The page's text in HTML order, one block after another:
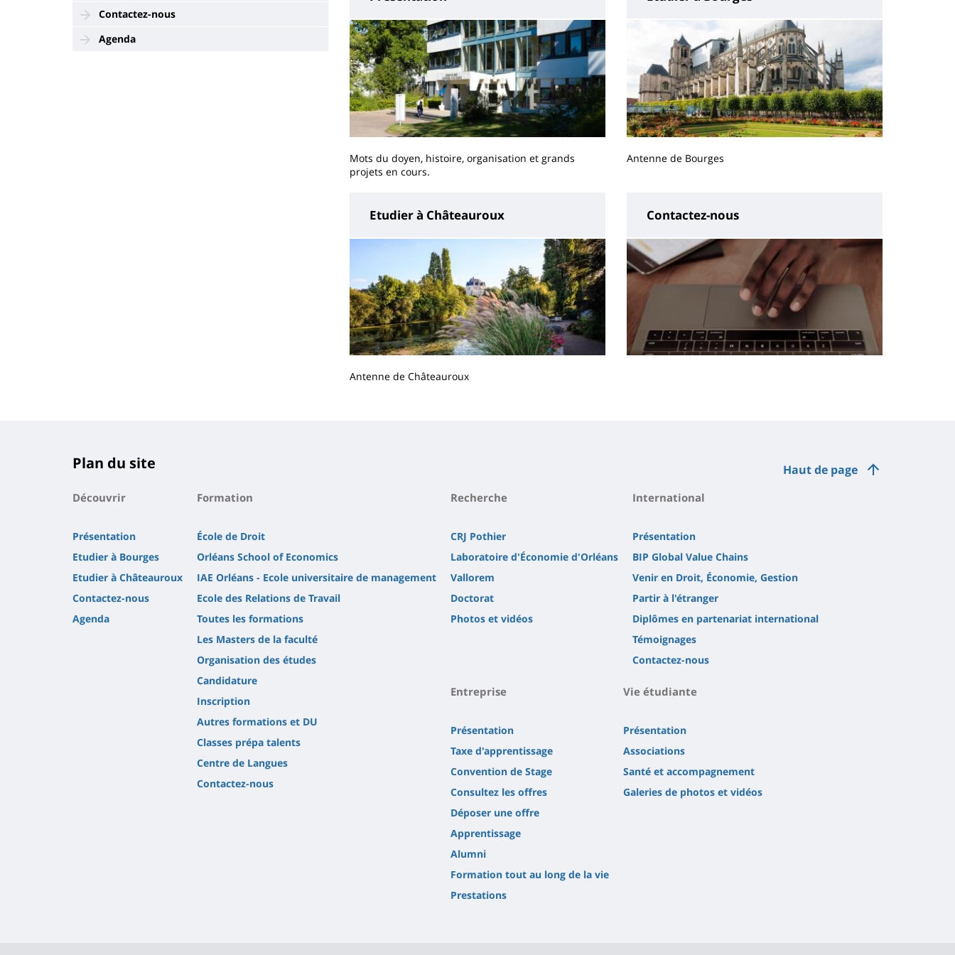
Contactez-nous
Agenda
Mots du doyen, histoire, organisation et grands
projets en cours.
Antenne de Bourges
Etudier à Châteauroux
Antenne de Châteauroux
Contactez-nous
Haut de page
Plan du site
Découvrir
Présentation
Etudier à Bourges
Etudier à Châteauroux
Contactez-nous
Agenda
Formation
École de Droit
Orléans School of Economics
IAE Orléans - Ecole universitaire de management
Ecole des Relations de Travail
Toutes les formations
Les Masters de la faculté
Organisation des études
Candidature
Inscription
Autres formations et DU
Classes prépa talents
Centre de Langues
Contactez-nous
Recherche
CRJ Pothier
Laboratoire d'Économie d'Orléans
Vallorem
Doctorat
Photos et vidéos
International
Présentation
BIP Global Value Chains
Venir en Droit, Économie, Gestion
Partir à l'étranger
Diplômes en partenariat international
Témoignages
Contactez-nous
Entreprise
Présentation
Taxe d'apprentissage
Convention de Stage
Consultez les offres
Déposer une offre
Apprentissage
Alumni
Formation tout au long de la vie
Prestations
Vie étudiante
Présentation
Associations
Santé et accompagnement
Galeries de photos et vidéos